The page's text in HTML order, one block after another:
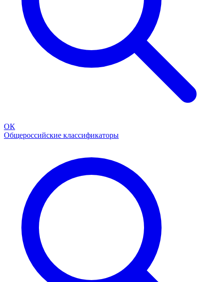
ОК
Общероссийские классификаторы